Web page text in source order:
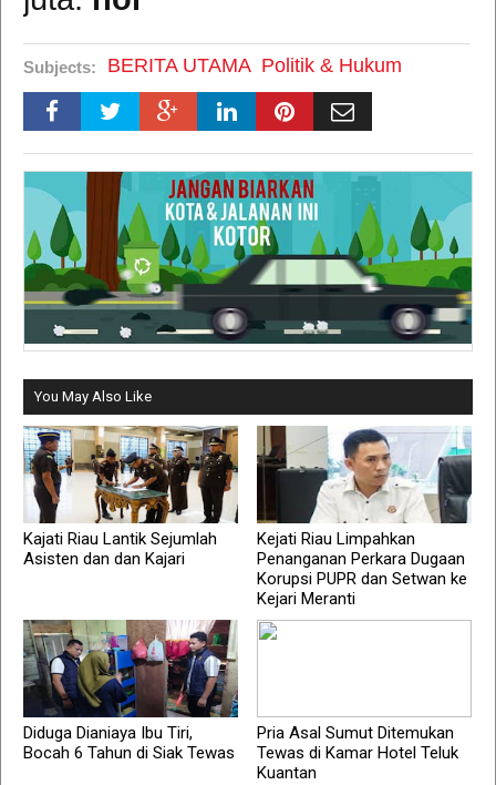
Subjects: BERITA UTAMA Politik & Hukum
You May Also Like
Kajati Riau Lantik Sejumlah
Asisten dan dan Kajari
Kejati Riau Limpahkan
Penanganan Perkara Dugaan
Korupsi PUPR dan Setwan ke
Kejari Meranti
Diduga Dianiaya Ibu Tiri,
Bocah 6 Tahun di Siak Tewas
Pria Asal Sumut Ditemukan
Tewas di Kamar Hotel Teluk
Kuantan